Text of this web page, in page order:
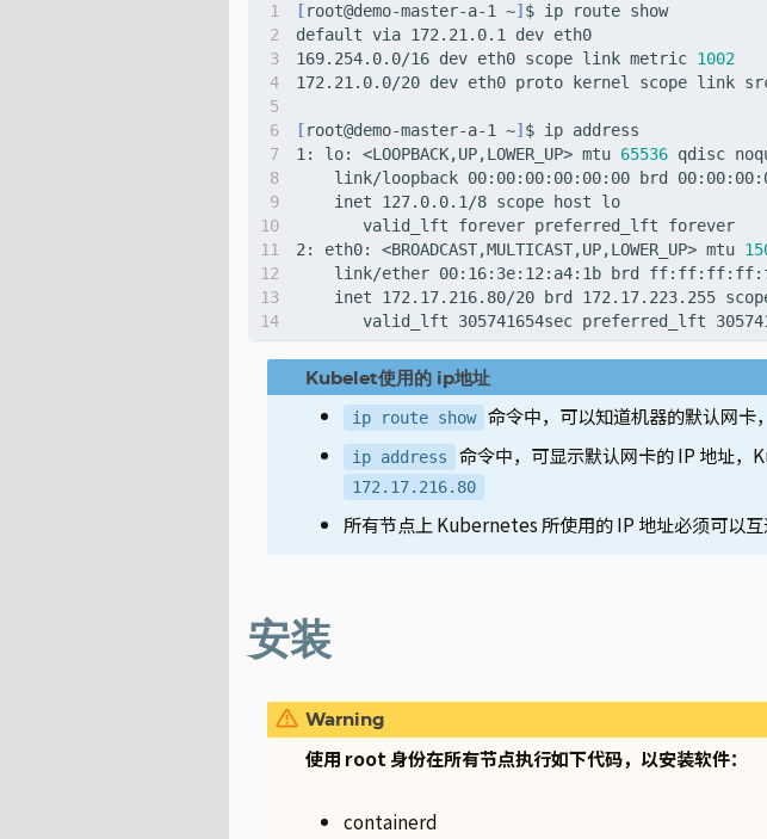
4
6
7
8
9
10
14
[root@demo-master-a-1 ~]
169.254.0.0/16 dev eth0 scope link metric 1002
[root@demo-master-a-1 ~]
1: lo: <LOOPBACK,UP,LOWER_UP> mtu 65536 qdisc
2: eth0: <BROADCAST,MULTICAST,UP,LOWER_UP> mtu
ip route show 命令中，可以知道机器的默认网卡
ip address 命令中，可显示默认网卡的 IP 地址
172.17.216.80
所有节点上 Kubernetes 所使用的 IP 地址必须可以互
安装
使用 root 身份在所有节点执行如下代码，以安装软件：
containerd